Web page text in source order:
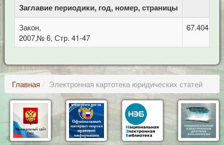
Заглавие периодики, год, номер, страницы
Закон,
2007,№ 6, Стр. 41-47
67.404.2
Главная Электронная картотека юридических статей